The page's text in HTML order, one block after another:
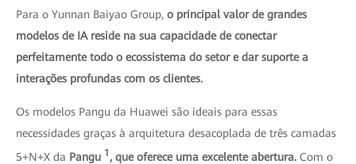
Para o Yunnan Baiyao Group, o principal valor de grandes
modelos de IA reside na sua capacidade de conectar
perfeitamente todo o ecossistema do setor e dar suporte a
interações profundas com os clientes.
Os modelos Pangu da Huawei são ideais para essas
necessidades graças à arquitetura desacoplada de três camadas
5+N+X da Pangu 1 , que oferece uma excelente abertura. Com o